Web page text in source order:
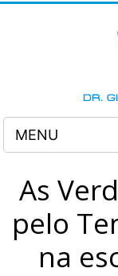
As
pelo
na